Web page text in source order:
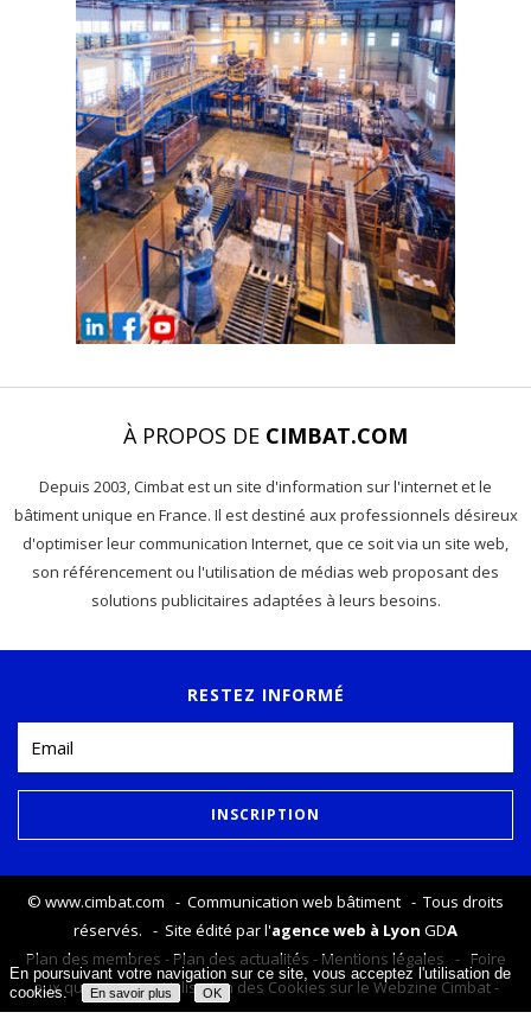
À PROPOS DE CIMBAT.COM
Depuis 2003, Cimbat est un site d'information sur l'internet et le
bâtiment unique en France. Il est destiné aux professionnels désireux
d'optimiser leur communication Internet, que ce soit via un site web,
son référencement ou l'utilisation de médias web proposant des
solutions publicitaires adaptées à leurs besoins.
RESTEZ INFORMÉ
© www.cimbat.com - Communication web bâtiment - Tous droits
réservés. - Site édité par l'agence web à Lyon GDA
Plan des membres -Plan des actualités -Mentions légales - Foire
aux questions-Utilisation des Cookies sur le Webzine Cimbat-
En poursuivant votre navigation sur ce site, vous acceptez l'utilisation de
cookies.
En savoir plus OK